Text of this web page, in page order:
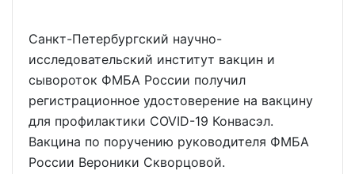
Санкт-Петербургский научно-
исследовательский институт вакцин и
сывороток ФМБА России получил
регистрационное удостоверение на вакцину
для профилактики COVID-19 Конвасэл.
Вакцина по поручению руководителя ФМБА
России Вероники Скворцовой.